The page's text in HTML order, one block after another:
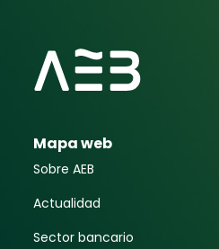
Mapa web
Sobre AEB
Actualidad
Sector bancario